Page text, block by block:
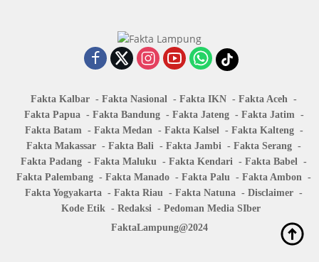
Fakta Kalbar Fakta Nasional Fakta IKN
Fakta Aceh
Fakta Papua
Fakta Bandung Fakta Jateng
Fakta Jatim
Fakta Batam
Fakta Medan Fakta Kalsel
Fakta Kalteng
Fakta Makassar
Fakta Bali Fakta Jambi
Fakta Serang
Fakta Padang
Fakta Maluku Fakta Kendari
Fakta Babel
Fakta Palembang
Fakta Manado Fakta Palu
Fakta Ambon
Fakta Yogyakarta
Fakta Riau Fakta Natuna
Disclaimer
Kode Etik
Redaksi
Pedoman Media SIber
FaktaLampung@2024